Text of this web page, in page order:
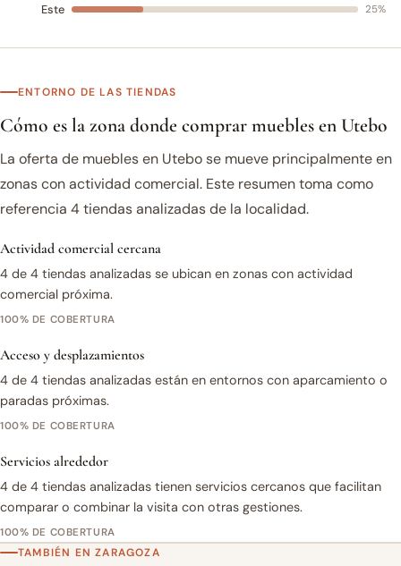
Este 25%
ENTORNO DE LAS TIENDAS
Cómo es la zona donde comprar muebles en Utebo
La oferta de muebles en Utebo se mueve principalmente en
zonas con actividad comercial. Este resumen toma como
referencia 4 tiendas analizadas de la localidad.
Actividad comercial cercana
4 de 4 tiendas analizadas se ubican en zonas con actividad
comercial próxima.
100% DE COBERTURA
Acceso y desplazamientos
4 de 4 tiendas analizadas están en entornos con aparcamiento o
paradas próximas.
100% DE COBERTURA
Servicios alrededor
4 de 4 tiendas analizadas tienen servicios cercanos que facilitan
comparar o combinar la visita con otras gestiones.
100% DE COBERTURA
TAMBIÉN EN ZARAGOZA